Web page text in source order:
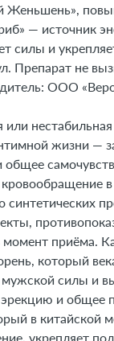
и дозы
и кормлении
Женьшень»,
— источник
силы и
Препарат не
ООО
жизни —
в
синтетических
приёма.
который
силы и
эрекцию и
в китайской
укрепляет